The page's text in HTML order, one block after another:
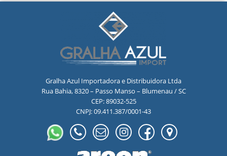
Gralha Azul Importadora e Distribuidora Ltda
Rua Bahia, 8320 – Passo Manso – Blumenau / SC
CEP: 89032-525
CNPJ: 09.411.387/0001-43